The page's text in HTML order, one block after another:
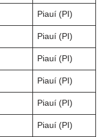
Piauí (PI)
Piauí (PI)
Piauí (PI)
Piauí (PI)
Piauí (PI)
Piauí (PI)